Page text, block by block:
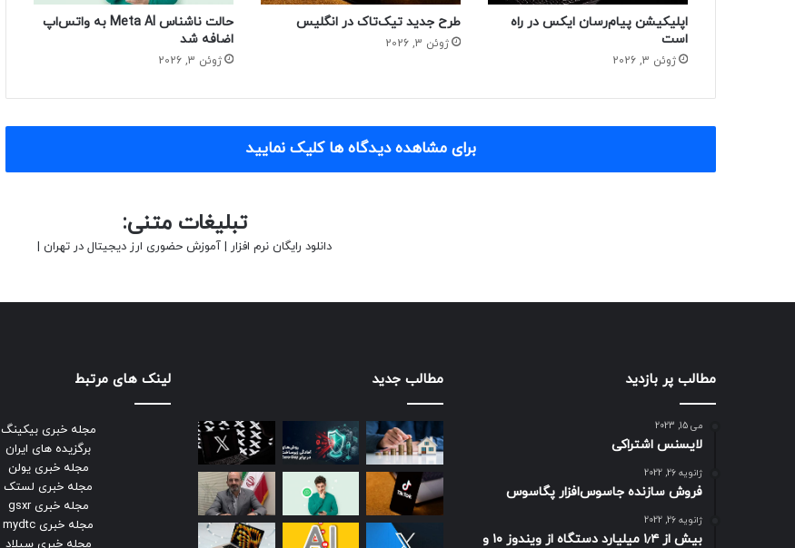
اپلیکیشن پیام‌رسان ایکس در راه
است
ژوئن 3, 2026
طرح جدید تیک‌تاک در انگلیس
ژوئن 3, 2026
حالت ناشناس Meta AI به واتس‌اپ
اضافه شد
ژوئن 3, 2026
برای مشاهده دیدگاه ها کلیک نمایید
تبلیغات متنی:
دانلود رایگان نرم افزار آموزش حضوری ارز دیجیتال در تهران
مطالب پر بازدید
می 15, 2023
لایسنس اشتراکی
ژانویه 26, 2022
فروش سازنده جاسوس‌افزار پگاسوس
ژانویه 26, 2022
بیش از ۱٫۴ میلیارد دستگاه از ویندوز ۱۰ و
مطالب جدید لینک های مرتبط
مجله خبری بیکینگ
برگزیده های ایران
مجله خبری یولن
مجله خبری لستک
مجله خبری gsxr
مجله خبری mydtc
مجله خبری سیلاد